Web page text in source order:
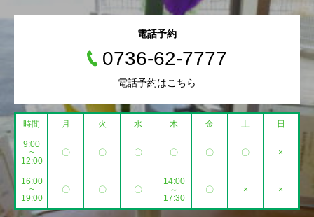
電話予約
0736-62-7777
電話予約はこちら
時間 月 火 水 木 金 土 日
9:00
~
12:00
〇 〇 〇 〇 〇 〇 ×
16:00
~
19:00
〇 〇 〇
14:00
～
17:30
〇 × ×